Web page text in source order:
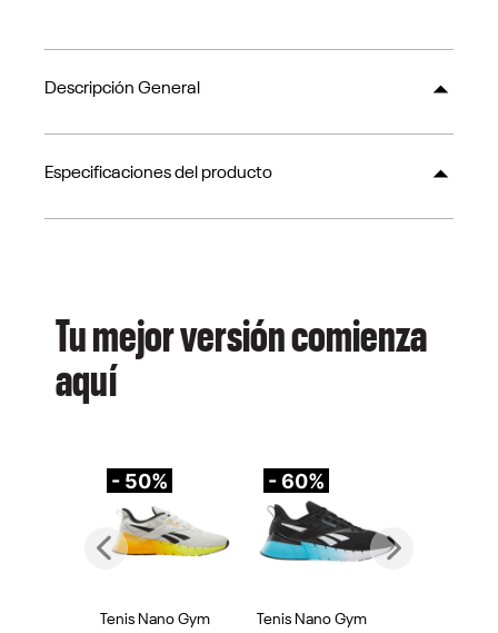
Descripción General
Especificaciones del producto
Tu mejor versión comienza
aquí
- 50%
Tenis Nano Gym
- 60%
Tenis Nano Gym
Previous